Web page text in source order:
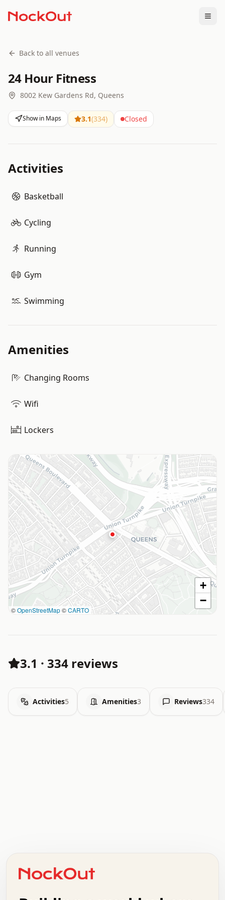
Back to all venues
24 Hour Fitness
8002 Kew Gardens Rd, Queens
Show in Maps 3.1(334) Closed
Activities
Basketball
Cycling
Running
Gym
Swimming
Amenities
Changing Rooms
Wifi
Lockers
©OpenStreetMap©CARTO
+
−
3.1 · 334 reviews
Activities5 Amenities3 Reviews334
+   .   .   .   .   .   .   .   .   .   +   .   .